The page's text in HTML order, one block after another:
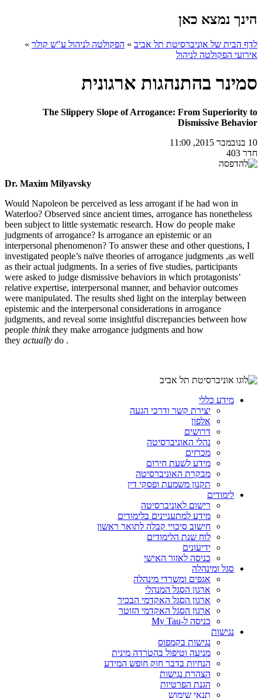
הינך נמצא כאן
לדף הבית של אוניברסיטת תל אביב » הפקולטה לניהול ע"ש קולר »
אירועי הפקולטה לניהול
סמינר בהתנהגות ארגונית
The Slippery Slope of Arrogance: From Superiority to
Dismissive Behavior
10 בנובמבר 2015, 11:00
חדר 403
Dr. Maxim Milyavsky
Would Napoleon be perceived as less arrogant if he had won in
Waterloo? Observed since ancient times, arrogance has nonetheless
been subject to little systematic research. How do people make
judgments of arrogance? Is arrogance an epistemic or an
interpersonal phenomenon? To answer these and other questions, I
investigated people’s naïve theories of arrogance judgments ,as well
as their actual judgments. In a series of five studies, participants
were asked to judge dismissive behaviors in which protagonists’
relative expertise, interpersonal manner, and behavior outcomes
were manipulated. The results shed light on the interplay between
epistemic and the interpersonal considerations in arrogance
judgments, and reveal some insightful discrepancies between how
people thinkthey make arrogance judgments and how
they actually do .
מידע כללי
יצירת קשר ודרכי הגעה
אלפון
דרושים
נהלי האוניברסיטה
מכרזים
מידע לשעת חירום
מבקרת האוניברסיטה
תקנון משמעת ופסקי דין
לימודים
רישום לאוניברסיטה
מידע למתעניינים בלימודים
חישוב סיכויי קבלה לתואר ראשון
לוח שנת הלימודים
ידיעונים
כניסה לאזור האישי
סגל ומינהלה
אגפים ומשרדי מינהלה
ארגון הסגל המנהלי
ארגון הסגל האקדמי הבכיר
ארגון הסגל האקדמי הזוטר
כניסה ל-My Tau
נגישות
נגישות בקמפוס
מניעה וטיפול בהטרדה מינית
הנחיות בדבר חוק חופש המידע
הצהרת נגישות
הגנת הפרטיות
תנאי שימוש